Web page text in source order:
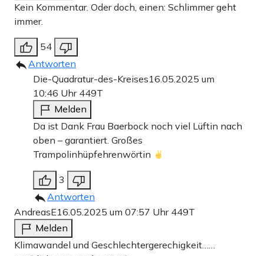
Kein Kommentar. Oder doch, einen: Schlimmer geht
immer.
54
Antworten
Die-Quadratur-des-Kreises16.05.2025 um
10:46 Uhr 449T
Melden
Da ist Dank Frau Baerbock noch viel Lüftin nach
oben – garantiert. Großes
Trampolinhüpfehrenwörtin
3
Antworten
AndreasE16.05.2025 um 07:57 Uhr 449T
Melden
Klimawandel und Geschlechtergerechigkeit……